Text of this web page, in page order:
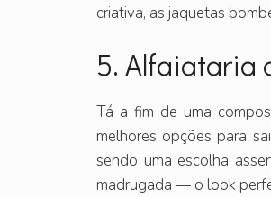
criativa, as jaquetas
5. Alfaiataria
Tá a fim de uma
melhores opções para
sendo uma escolha
madrugada — o look